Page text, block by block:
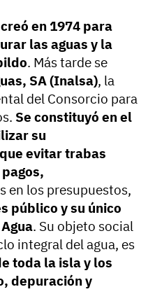
en 1974 para
las aguas y la
. Más tarde se
SA (Inalsa), la
del Consorcio para
Se constituyó en el
su
evitar trabas
en los presupuestos,
público y su único
. Su objeto social
integral del agua, es
toda la isla y los
depuración y